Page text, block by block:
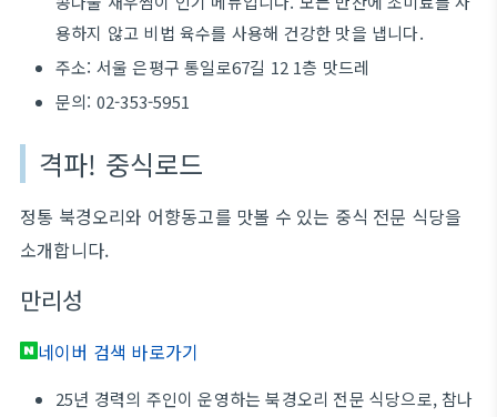
용하지 않고 비법 육수를 사용해 건강한 맛을 냅니다.
주소: 서울 은평구 통일로67길 12 1층 맛드레
문의: 02-353-5951
격파! 중식로드
정통 북경오리와 어향동고를 맛볼 수 있는 중식 전문 식당을
소개합니다.
만리성
네이버 검색 바로가기
25년 경력의 주인이 운영하는 북경오리 전문 식당으로, 참나